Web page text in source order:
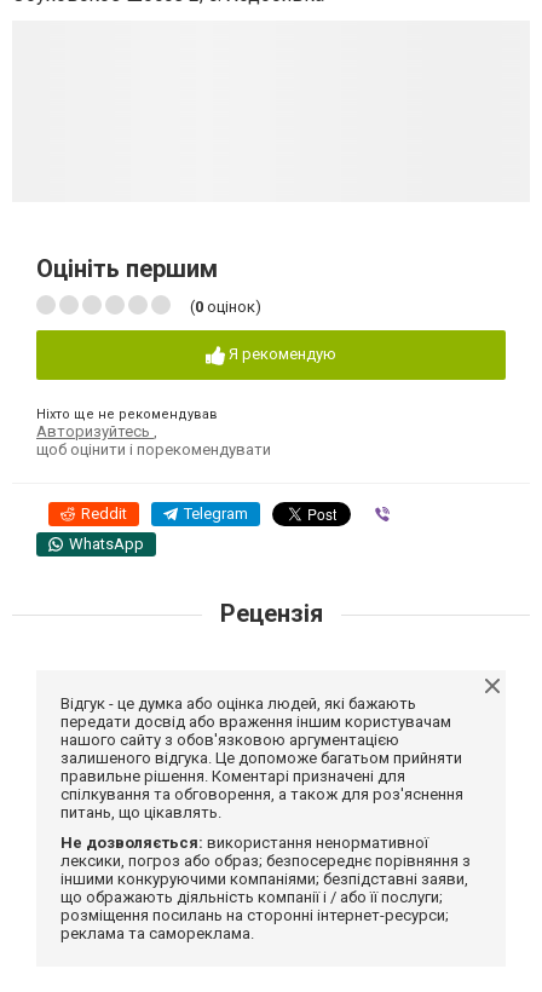
Оцініть першим
(0 оцінок)
Я рекомендую
Ніхто ще не рекомендував
Авторизуйтесь
щоб оцінити і порекомендувати
Reddit Telegram
WhatsApp
Рецензія
Відгук - це думка або оцінка людей, які бажають
передати досвід або враження іншим користувачам
нашого сайту з обов'язковою аргументацією
залишеного відгука. Це допоможе багатьом прийняти
правильне рішення. Коментарі призначені для
спілкування та обговорення, а також для роз'яснення
питань, що цікавлять.
Не дозволяється: використання ненормативної
лексики, погроз або образ; безпосереднє порівняння з
іншими конкуруючими компаніями; безпідставні заяви,
що ображають діяльність компанії і / або її послуги;
розміщення посилань на сторонні інтернет-ресурси;
реклама та самореклама.